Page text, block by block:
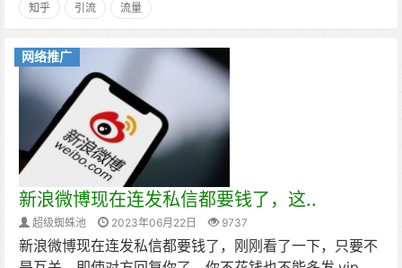
知乎 引流 流量
网络推广
新浪微博现在连发私信都要钱了，这..
超级蜘蛛池 2023年06月22日 9737
新浪微博现在连发私信都要钱了，刚刚看了一下，只要不